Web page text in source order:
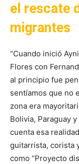
el rescate
migrantes
“Cuando inició
Flores con
al principio fue
sentíamos que no
zona era
Bolivia, Paraguay
cuenta esa
guitarrista, corista
como “Proyecto